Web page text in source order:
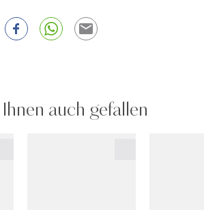
auch gefallen